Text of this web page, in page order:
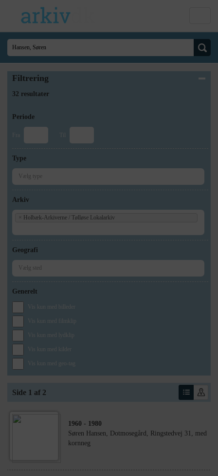
Filtrering
32 resultater
Periode
Fra Til
Type
Arkiv
× Holbæk-Arkiverne / Tølløse Lokalarkiv
Geografi
Generelt
Vis kun med billeder
Vis kun med filmklip
Vis kun med lydklip
Vis kun med kilder
Vis kun med geo-tag
Side 1 af 2
1960 - 1980
Søren Hansen, Dotmosegård, Ringstedvej 31, med
kornneg